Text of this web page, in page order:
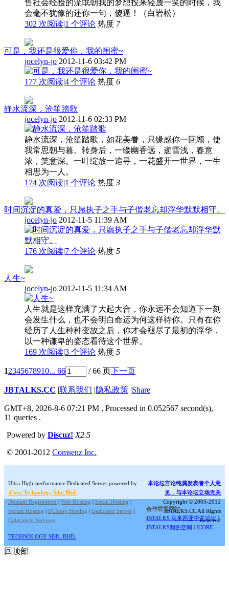
售社会经验的流氓朝我的梦想投来轻蔑一笑的时候，我
会毫不犹豫的还你一句，傻逼！（白岩松）
302 次阅读|1 个评论 热度 7
可是，我还是很爱你，我的闺蜜~
jocelyn-jo 2012-11-6 03:42 PM
177 次阅读|4 个评论 热度 6
静水流深，沧笙踏歌
jocelyn-jo 2012-11-6 02:33 PM
静水流深，沧笙踏歌，如花美眷，只缘感你一回顾，使
我常思朝与暮。转身后，一缕幽香远，逝雪浅，春意
浓，笑意深。一叶绽放一追寻，一花盛开一世界，一生
相思为一人。
174 次阅读|1 个评论 热度 3
时间沉淀的真爱，只愿执子之手与子偕老忘却浮华默默相守。
jocelyn-jo 2012-11-5 11:39 AM
176 次阅读|7 个评论 热度 5
人生~
jocelyn-jo 2012-11-5 11:34 AM
人生就是这样充满了大起大合，你永远不会知道下一刻
会发生什么，也不会明白命运为何这样待你。只有在你
经历了人生种种变故之后，你才会褪尽了最初的浮华，
以一种谦卑的姿态看待这个世界。
169 次阅读|3 个评论 热度 5
12345678910... 66 / 66 页下一页
JBTALKS.CC |联系我们 |隐私政策 |Share
GMT+8, 2026-8-6 07:21 PM , Processed in 0.052567 second(s),
11 queries .
Powered by Discuz! X2.5
© 2001-2012 Comsenz Inc.
Ultra High-performance Dedicated Server powered by
iCore Technology Sdn. Bhd.
Domain Registration | Web Hosting | Email Hosting |
Forum Hosting | ECShop Hosting | Dedicated Server |
Colocation Services
本论坛言论纯属发表者个人意
见，与本论坛立场无关
Copyright © 2003-2012
JBTALKS.CC All Rights
Reserved
合作联盟网站:
JBTALKS 马来西亚中文论坛 |
JBTALKS我的空间 |ICORE
TECHNOLOGY SDN. BHD.
回顶部